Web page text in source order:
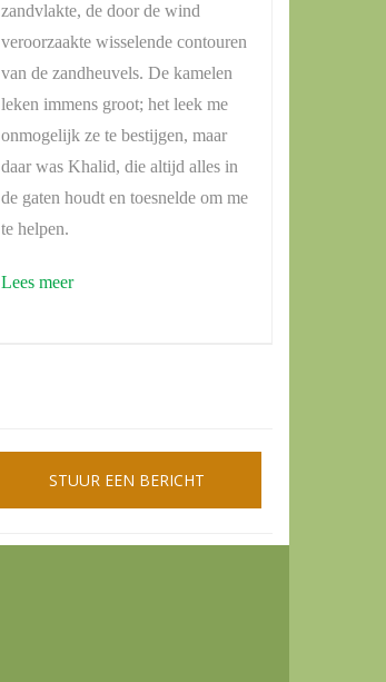
zandvlakte, de door de wind
veroorzaakte wisselende contouren
van de zandheuvels. De kamelen
leken immens groot; het leek me
onmogelijk ze te bestijgen, maar
daar was Khalid, die altijd alles in
de gaten houdt en toesnelde om me
te helpen.
Lees meer
STUUR EEN BERICHT